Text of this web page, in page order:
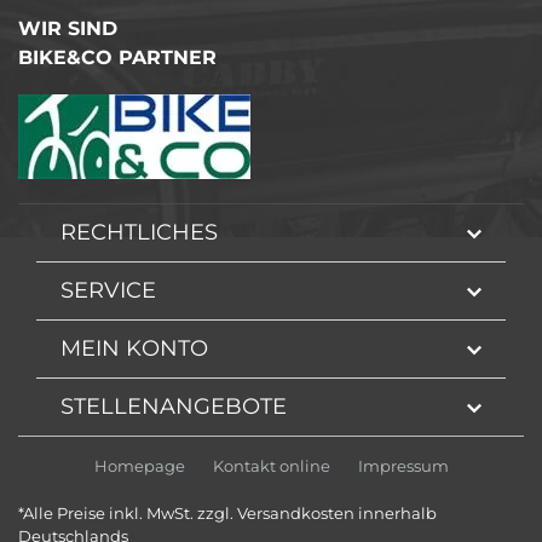
WIR SIND
BIKE&CO PARTNER
RECHTLICHES
SERVICE
MEIN KONTO
STELLENANGEBOTE
Homepage Kontakt online Impressum
*Alle Preise inkl. MwSt. zzgl. Versandkosten innerhalb
Deutschlands